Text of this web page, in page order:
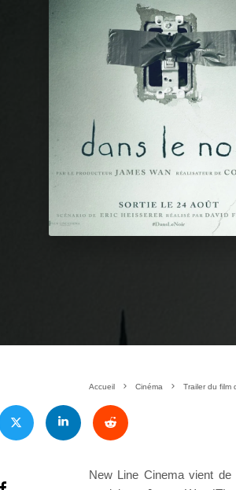
Accueil Cinéma Trailer du film
New Line Cinemavient de